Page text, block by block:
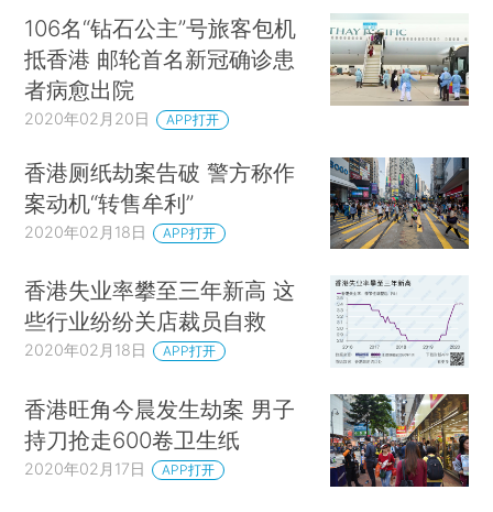
106名“钻石公主”号旅客包机
抵香港 邮轮首名新冠确诊患
者病愈出院
2020年02月20日 APP打开
香港厕纸劫案告破 警方称作
案动机“转售牟利”
2020年02月18日 APP打开
香港失业率攀至三年新高 这
些行业纷纷关店裁员自救
2020年02月18日 APP打开
香港旺角今晨发生劫案 男子
持刀抢走600卷卫生纸
2020年02月17日 APP打开